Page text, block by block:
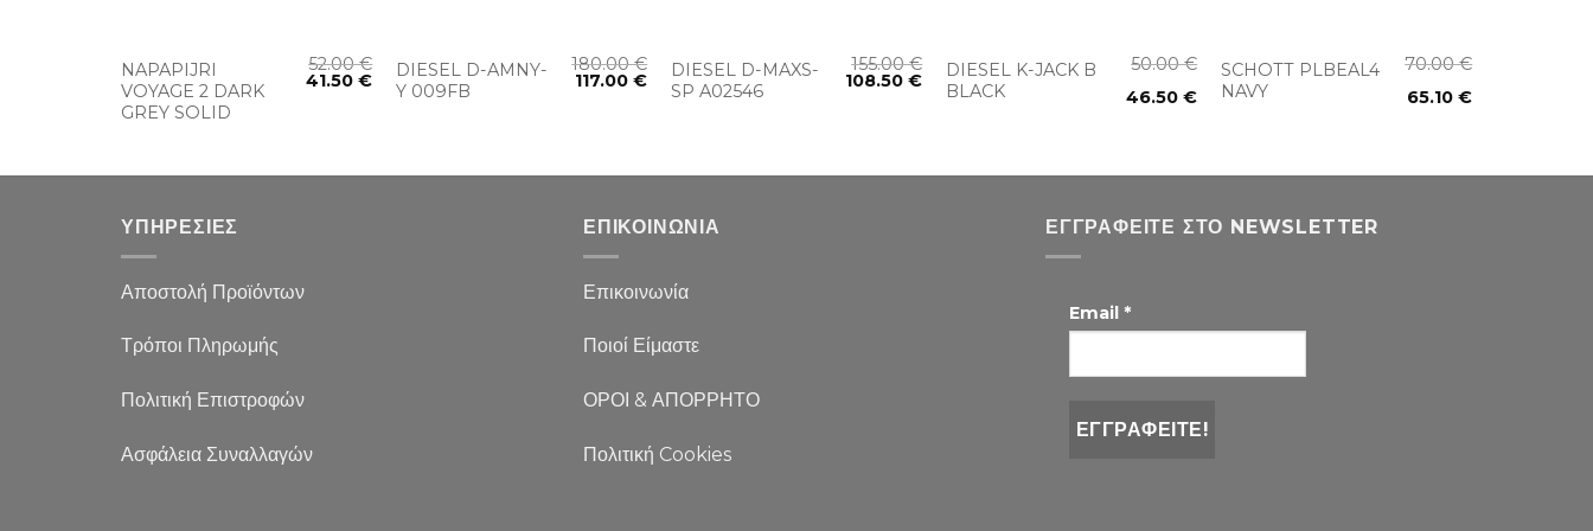
NAPAPIJRI
VOYAGE 2 DARK
GREY SOLID
52.00€
41.50€
DIESEL D-AMNY-
Y 009FB
180.00€
117.00€
DIESEL D-MAXS-
SP A02546
155.00€
108.50€
DIESEL K-JACK B
BLACK
50.00€
46.50€
SCHOTT PLBEAL4
NAVY
70.00€
65.10€
ΥΠΗΡΕΣΙΕΣ
Αποστολή Προϊόντων
Τρόποι Πληρωμής
Πολιτική Επιστροφών
Ασφάλεια Συναλλαγών
ΕΠΙΚΟΙΝΩΝΙΑ
Επικοινωνία
Ποιοί Είμαστε
ΟΡΟΙ & ΑΠΟΡΡΗΤΟ
Πολιτική Cookies
ΕΓΓΡΑΦΕΊΤΕ ΣΤΟ NEWSLETTER
Email *